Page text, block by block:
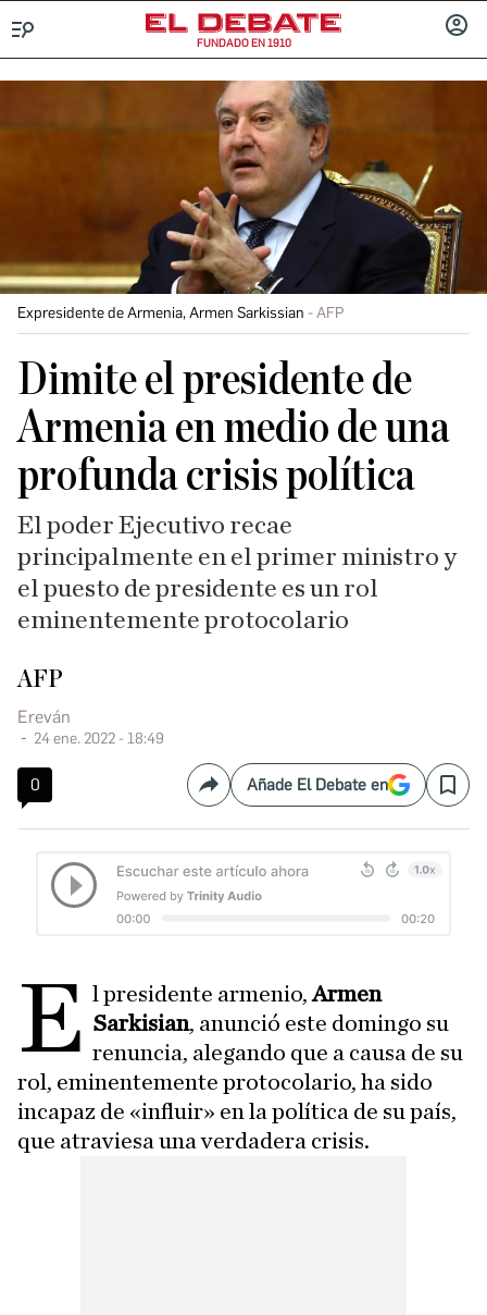
FUNDADO EN 1910
Expresidente de Armenia, Armen Sarkissian AFP
Dimite el presidente de
Armenia en medio de una
profunda crisis política
El poder Ejecutivo recae
principalmente en el primer ministro y
el puesto de presidente es un rol
eminentemente protocolario
AFP
Ereván
24 ene. 2022 - 18:49
0 CompartirAñade El Debate en Save
E l presidente armenio,Armen
Sarkisian, anunció este domingo su
renuncia, alegando que a causa de su
rol, eminentemente protocolario, ha sido
incapaz de «influir» en la política de su país,
que atraviesa una verdadera crisis.